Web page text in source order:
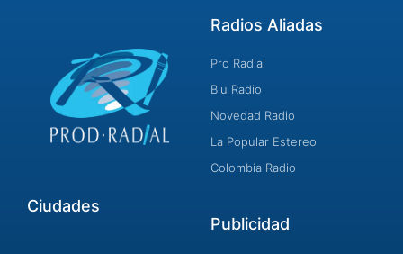
Radios Aliadas
Pro Radial
Blu Radio
Novedad Radio
La Popular Estereo
Colombia Radio
Ciudades
Publicidad